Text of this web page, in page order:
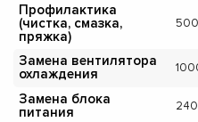
Профилактика
(чистка, смазка,
пряжка)
500
Замена вентилятора
охлаждения
Замена блока
питания